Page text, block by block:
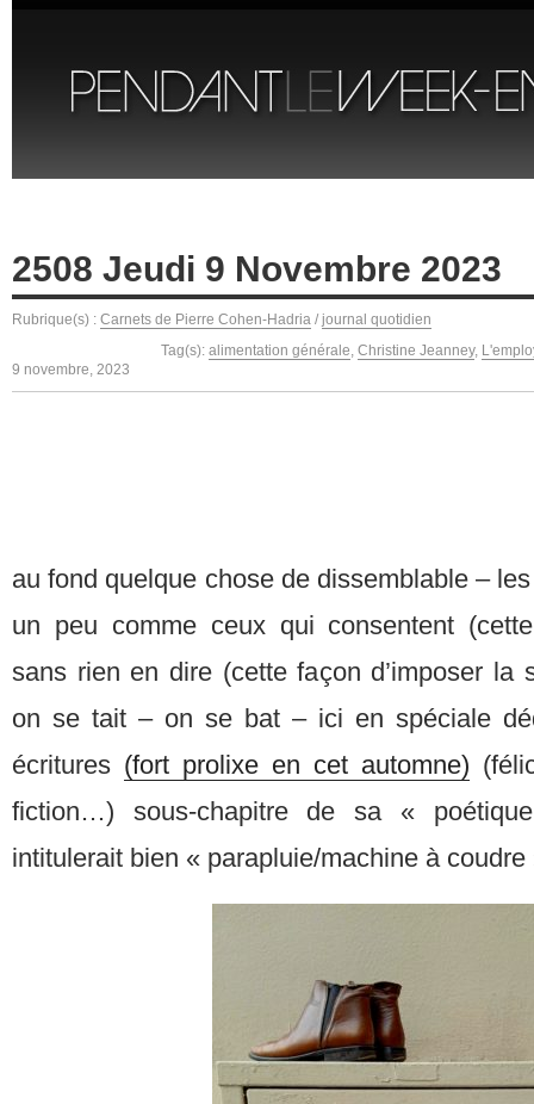
2508 Jeudi 9 Novembre 2023
Rubrique(s) : Carnets de Pierre Cohen-Hadria / journal quotidien
Tag(s): alimentation générale, Christine Jeanney,
9 novembre, 2023
au fond quelque chose de dissemblable –
un peu comme ceux qui consentent
sans rien en dire (cette façon d’imposer la
on se tait – on se bat – ici en spéciale
écritures (fort prolixe en cet automne)
fiction…) sous-chapitre de sa «
intitulerait bien « parapluie/machine à